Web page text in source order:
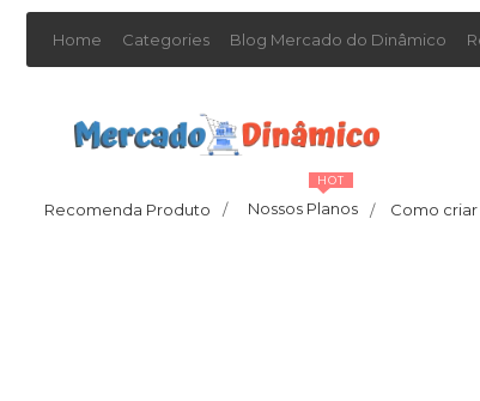
Home Categories Blog Mercado do Dinâmico
Recomenda Produto / Nossos Planos /
HOT
Como